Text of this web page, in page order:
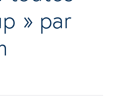
» par